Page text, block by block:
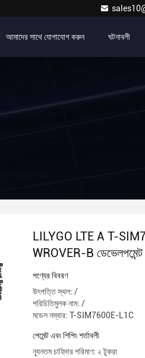
আমাদের সাথে যোগাযোগ করুন ঘটনাবলী
LILYGO LTE A T-
WROVER-B ডেভেলপমেন্ট
পণ্যের বিবরণ
উৎপত্তি স্থল: /
পরিচিতিমুলক নাম: /
মডেল নম্বার: T-SIM7600E-L1C
পেমেন্ট এবং শিপিং শর্তাবলী
ন্যূনতম চাহিদার পরিমাণ: ২ টুকরা